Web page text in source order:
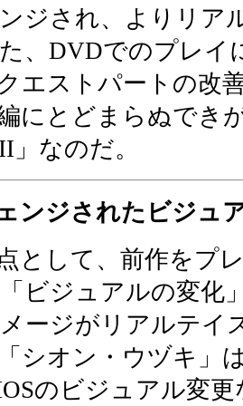
ジされ、よりリア
、DVDでのプレイ
エストパートの改
にとどまらぬでき
」なのだ。
ンジされたビジュ
として、前作をプ
ビジュアルの変化
ージがリアルテイ
シオン・ウヅキ」
のビジュアル変